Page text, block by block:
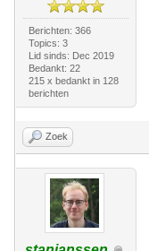
Berichten: 366
Topics: 3
Lid sinds: Dec 2019
Bedankt: 22
215 x bedankt in 128
berichten
Zoek